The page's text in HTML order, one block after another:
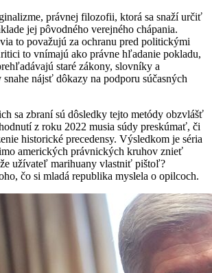
právnej filozofii, ktorá sa snaží určiť
jej pôvodného verejného chápania.
to považujú za ochranu pred politickými
to vnímajú ako právne hľadanie pokladu,
staré zákony, slovníky a
nájsť dôkazy na podporu súčasných
sa zbraní sú dôsledky tejto metódy obzvlášť
z roku 2022 musia súdy preskúmať, či
historické precedensy. Výsledkom je séria
amerických právnických kruhov znieť
užívateľ marihuany vlastniť pištoľ?
čo si mladá republika myslela o opilcoch.